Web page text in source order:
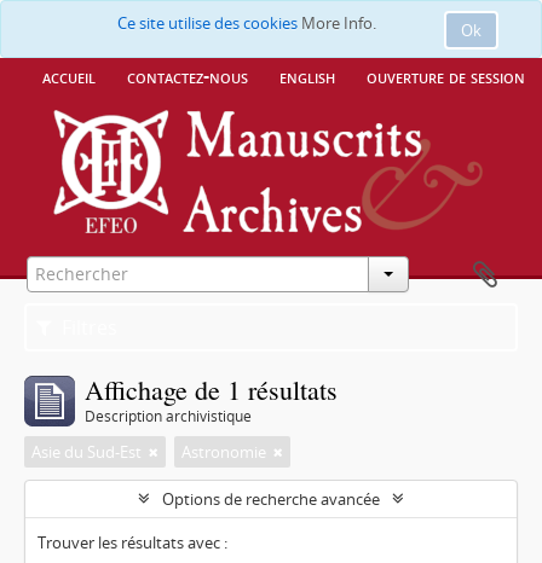
Ok
Ce site utilise des cookies More Info.
accueil contactez-nous english ouverture de session
Affichage de 1 résultats
Description archivistique
Asie du Sud-Est Astronomie
Options de recherche avancée
Trouver les résultats avec :